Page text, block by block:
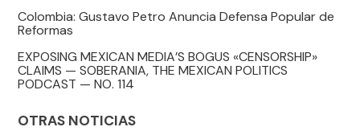
Colombia: Gustavo Petro Anuncia Defensa Popular de
Reformas
EXPOSING MEXICAN MEDIA’S BOGUS «CENSORSHIP»
CLAIMS — SOBERANIA, THE MEXICAN POLITICS
PODCAST — NO. 114
OTRAS NOTICIAS